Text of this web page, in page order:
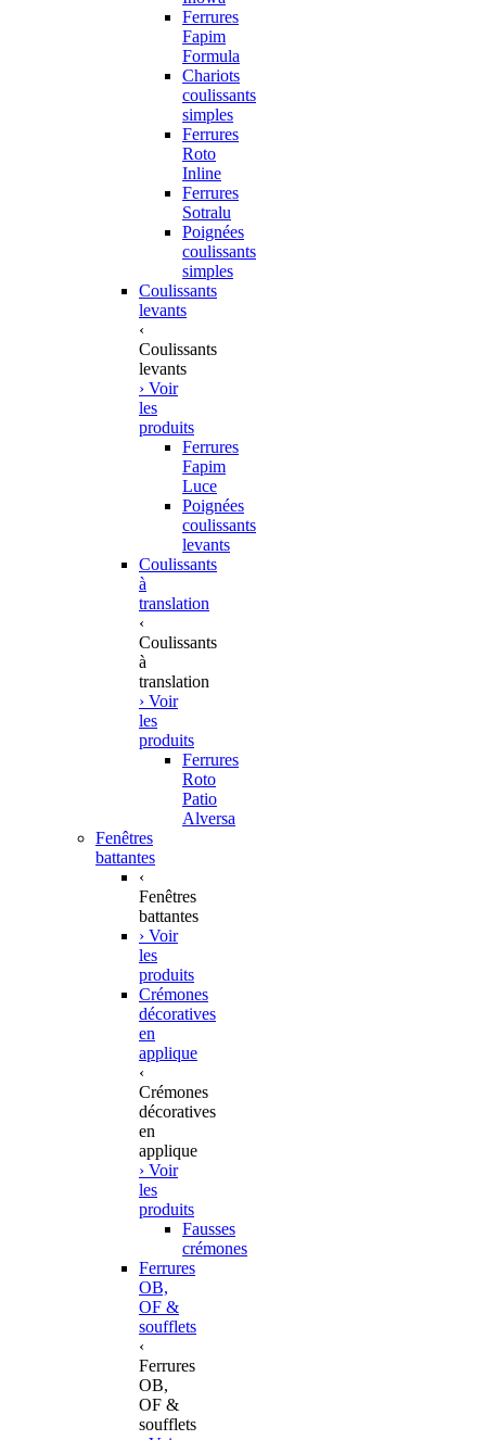
Ferrures
Fapim
Formula
Chariots
coulissants
simples
Ferrures
Roto
Inline
Ferrures
Sotralu
Poignées
coulissants
simples
Coulissants
levants
‹
Coulissants
levants
› Voir
les
produits
Ferrures
Fapim
Luce
Poignées
coulissants
levants
Coulissants
à
translation
‹
Coulissants
à
translation
› Voir
les
produits
Ferrures
Roto
Patio
Alversa
Fenêtres
battantes
‹
Fenêtres
battantes
› Voir
les
produits
Crémones
décoratives
en
applique
‹
Crémones
décoratives
en
applique
› Voir
les
produits
Fausses
crémones
Ferrures
OB,
OF &
soufflets
‹
Ferrures
OB,
OF &
soufflets